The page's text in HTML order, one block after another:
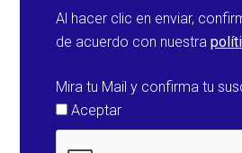
Al hacer clic en enviar,
de acuerdo con nuestra
Mira tu Mail y confirma tu
Aceptar